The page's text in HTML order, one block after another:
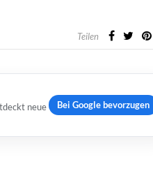
Teilen
neue
Bei Google bevorzugen